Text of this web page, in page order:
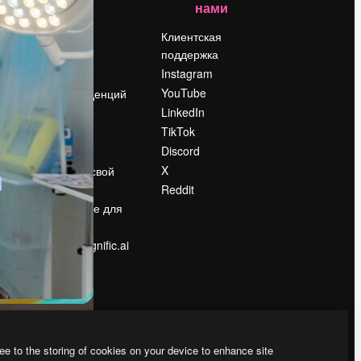
Цены
О нас
Reviews
Вакансии
Поиск тенденций
Блог
События
Slidesgo
Продайте свой
контент
Помещение для
Ищете magnific.ai
нами
Клиентская
поддержка
Instagram
YouTube
LinkedIn
TikTok
Discord
X
Reddit
to the storing of cookies on your device to enhance site